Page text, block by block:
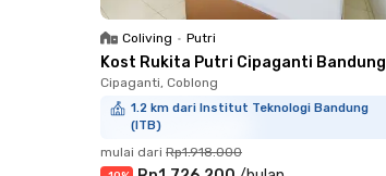
Coliving • Putri
Kost Rukita Putri Cipaganti Bandung
Cipaganti, Coblong
1.2 km dari Institut Teknologi Bandung
(ITB)
mulai dari Rp1.918.000